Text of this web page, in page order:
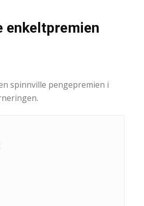
enkeltpremien
spinnville pengepremien i